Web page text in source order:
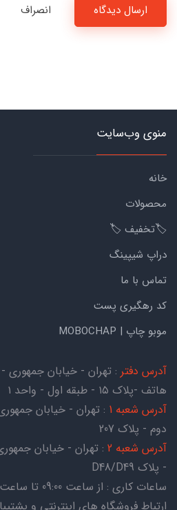
ارسال دیدگاه انصراف
منوی وب‌سایت
خانه
محصولات
🏷️تخفیف 🏷️
دراپ شیپینگ
تماس با ما
کد رهگیری پست
موبو چاپ | MOBOCHAP
آدرس دفتر : تهران - خیابان جمهوری
هاتف -پلاک ۱۵ - طبقه اول - واحد ۱
آدرس شعبه 1
: تهران - خیابان
دوم - پلاک 207
آدرس شعبه 2
: تهران - خیابان
- پلاک D48/D49
ساعات کاری : از ساعت 09:00 تا ساعت 18:00
ارتباط فروشگاه های اینترنتی و پشتیبانی